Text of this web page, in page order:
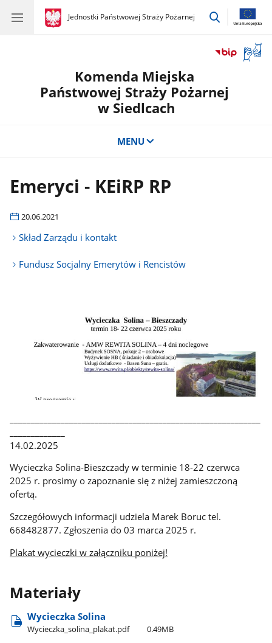
gov.pl
Jednostki Państwowej Straży Pożarnej
gov.pl
Jednostki
przejdź
okno
Komenda Miejska
Państwowej Straży Pożarnej
w Siedlcach
MENU
Emeryci - KEiRP RP
20.06.2021
Skład Zarządu i kontakt
Fundusz Socjalny Emerytów i Rencistów
14.02.2025
Wycieczka Solina-Bieszczady w terminie 18-22 czerwca
2025 r. prosimy o zapoznanie się z niżej zamieszczoną
ofertą.
Szczegółowych informacji udziela Marek Boruc tel.
668482877. Zgłoszenia do 03 marca 2025 r.
Plakat wycieczki w załączniku poniżej!
Materiały
Wycieczka Solina
Wycieczka​_solina​_plakat.pdf 0.49MB